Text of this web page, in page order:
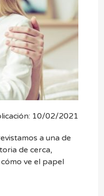
10/02/2021
a una de
de cerca,
ve el papel